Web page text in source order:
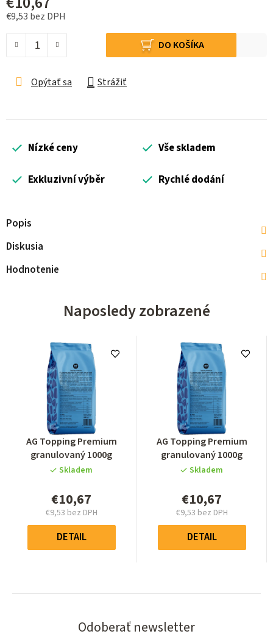
€9,53 bez DPH
DO KOŠÍKA
Opýtať sa Strážiť
Nízké ceny Vše skladem
Exkluzivní výběr Rychlé dodání
Popis
Diskusia
Hodnotenie
Naposledy zobrazené
Priemerné
hodnotenie
produktu
0,0
z
hviezdičiek.
AG Topping Premium
granulovaný 1000g
Skladem
€10,67
€9,53 bez DPH
Jednotková
cena:
DETAIL
Priemerné
hodnotenie
produktu
0,0
z
hviezdičiek.
AG Topping Premium
granulovaný 1000g
Skladem
€10,67
€9,53 bez DPH
Jednotková
cena:
DETAIL
Odoberať newsletter